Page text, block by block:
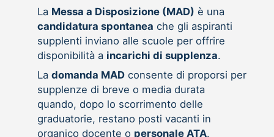
La Messa a Disposizione (MAD) è una
candidatura spontanea che gli aspiranti
supplenti inviano alle scuole per offrire
disponibilità a incarichi di supplenza.
La domanda MADconsente di proporsi per
supplenze di breve o media durata
quando, dopo lo scorrimento delle
graduatorie, restano posti vacanti in
organico docente o personale ATA.